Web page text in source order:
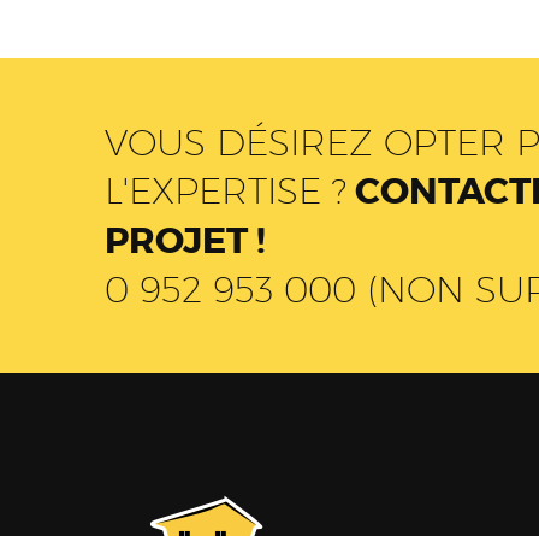
VOUS DÉSIREZ OPTER
L'EXPERTISE ?
PROJET !
0 952 953 000 (NON